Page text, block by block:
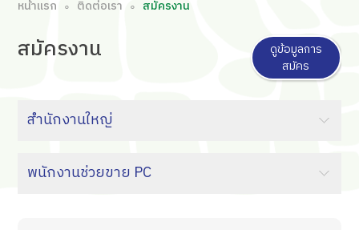
หน้าแรก ∘ ติดต่อเรา ∘ สมัครงาน
สมัครงาน
ดูข้อมูลการ
สมัคร